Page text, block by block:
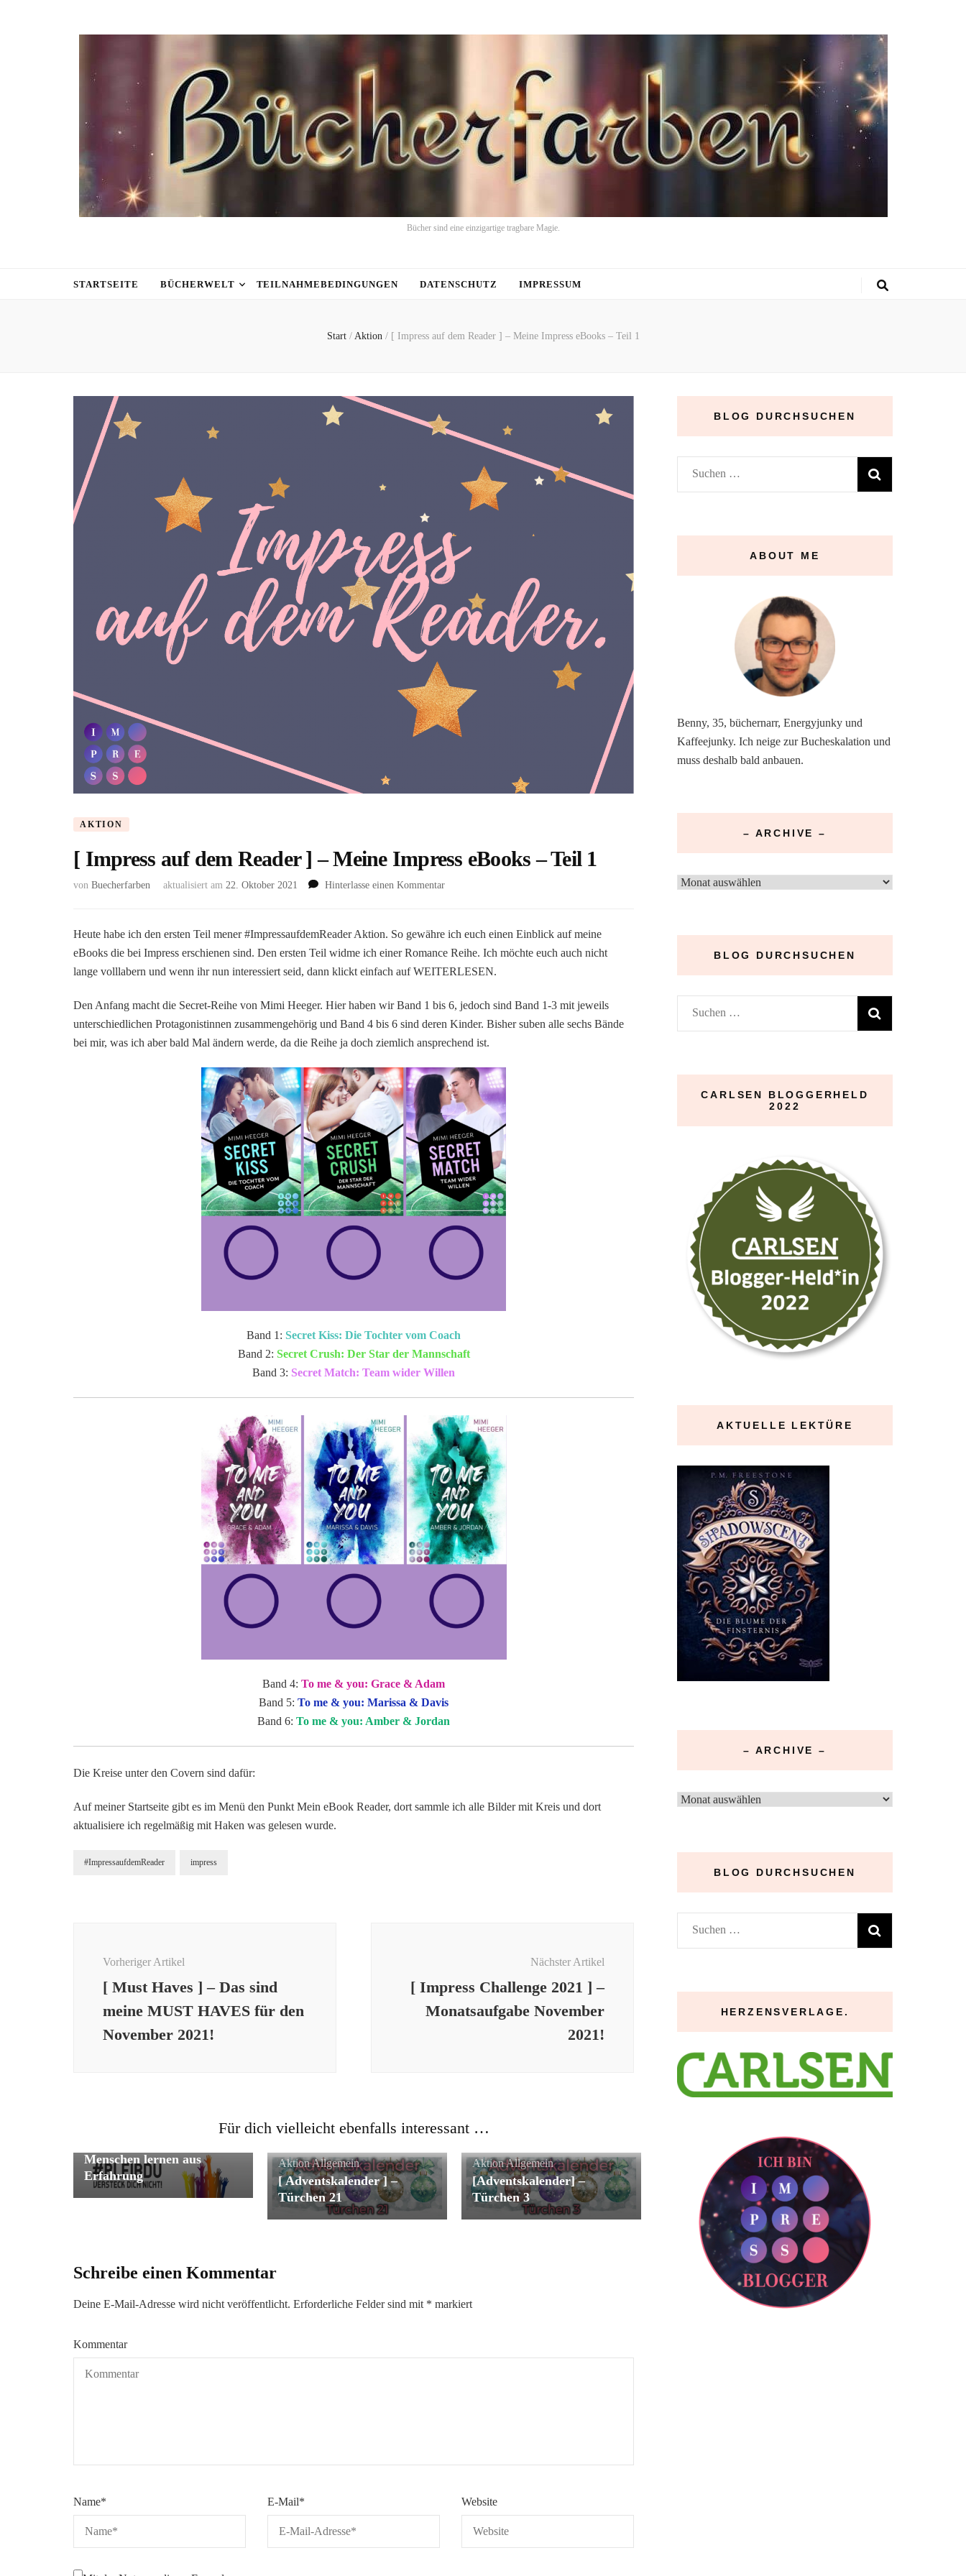
Bücher sind eine einzigartige tragbare Magie.
STARTSEITE BÜCHERWELT TEILNAHMEBEDINGUNGEN DATENSCHUTZ IMPRESSUM
Start / Aktion / [ Impress auf dem Reader ] – Meine Impress eBooks – Teil 1
AKTION
[ Impress auf dem Reader ] – Meine Impress eBooks – Teil 1
von Buecherfarben aktualisiert am 22. Oktober 2021 Hinterlasse einen Kommentarzu
auf
Reader
]
Meine
Impress
–
Teil
1
Heute habe ich den ersten Teil mener #ImpressaufdemReader Aktion. So gewähre ich euch einen Einblick auf meine
eBooks die bei Impress erschienen sind. Den ersten Teil widme ich einer Romance Reihe. Ich möchte euch auch nicht
lange volllabern und wenn ihr nun interessiert seid, dann klickt einfach auf WEITERLESEN.
Den Anfang macht die Secret-Reihe von Mimi Heeger. Hier haben wir Band 1 bis 6, jedoch sind Band 1-3 mit jeweils
unterschiedlichen Protagonistinnen zusammengehörig und Band 4 bis 6 sind deren Kinder. Bisher suben alle sechs Bände
bei mir, was ich aber bald Mal ändern werde, da die Reihe ja doch ziemlich ansprechend ist.
Band 1: Secret Kiss: Die Tochter vom Coach
Band 2: Secret Crush: Der Star der Mannschaft
Band 3: Secret Match: Team wider Willen
Band 4: To me & you: Grace & Adam
Band 5: To me & you: Marissa & Davis
Band 6: To me & you: Amber & Jordan
Die Kreise unter den Covern sind dafür:
Auf meiner Startseite gibt es im Menü den Punkt Mein eBook Reader, dort sammle ich alle Bilder mit Kreis und dort
aktualisiere ich regelmäßig mit Haken was gelesen wurde.
#ImpressaufdemReader impress
Vorheriger Artikel
[ Must Haves ] – Das sind
meine MUST HAVES für den
November 2021!
Nächster Artikel
[ Impress Challenge 2021 ] –
Monatsaufgabe November
2021!
Für dich vielleicht ebenfalls interessant …
Menschen lernen aus
Erfahrung
AktionAllgemein
[ Adventskalender ] –
Türchen 21
AktionAllgemein
[Adventskalender] –
Türchen 3
Schreibe einen Kommentar
Deine E-Mail-Adresse wird nicht veröffentlicht. Erforderliche Felder sind mit * markiert
Kommentar
Name* E-Mail* Website
BLOG DURCHSUCHEN
Suchen
nach:
ABOUT ME
Benny, 35, büchernarr, Energyjunky und
Kaffeejunky. Ich neige zur Bucheskalation und
muss deshalb bald anbauen.
– ARCHIVE –
–
BLOG DURCHSUCHEN
Suchen
nach:
CARLSEN BLOGGERHELD
2022
AKTUELLE LEKTÜRE
– ARCHIVE –
–
BLOG DURCHSUCHEN
Suchen
nach:
HERZENSVERLAGE.